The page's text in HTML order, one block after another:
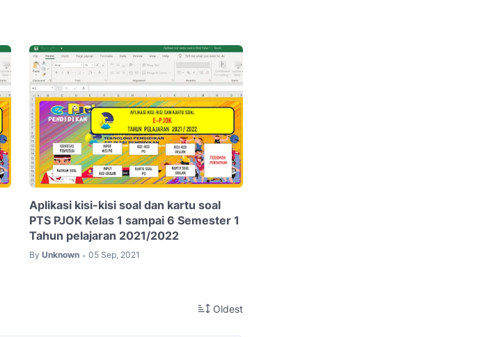
Aplikasi kisi-kisi soal dan kartu soal
PTS PJOK Kelas 1 sampai 6 Semester 1
Tahun pelajaran 2021/2022
By Unknown • 05 Sep, 2021
Oldest